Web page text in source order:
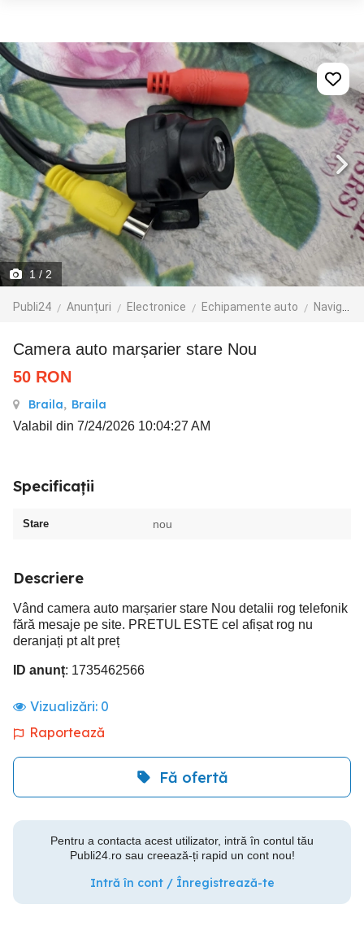
1 / 2
Publi24 Anunțuri Electronice Echipamente auto Navigatie GPS
Camera auto marșarier stare Nou
50 RON
Braila, Braila
Valabil din 7/24/2026 10:04:27 AM
Specificații
Stare nou
Descriere
Vând camera auto marșarier stare Nou detalii rog telefonik
fără mesaje pe site. PRETUL ESTE cel afișat rog nu
deranjați pt alt preț
ID anunț: 1735462566
Vizualizări: 0
Raportează
Fă ofertă
Pentru a contacta acest utilizator, intră în contul tău
Publi24.ro sau creează-ți rapid un cont nou!
Intră în cont / Înregistrează-te